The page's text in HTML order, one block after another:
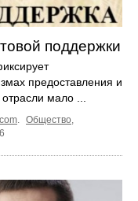
поддержки
предоставления и
мало ...
. Общество,